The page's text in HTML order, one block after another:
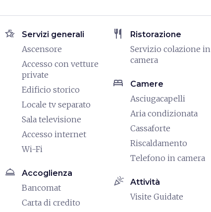
hotel_class Servizi generali
Ascensore
Accesso con vetture
private
Edificio storico
Locale tv separato
Sala televisione
Accesso internet
Wi-Fi
room_service Accoglienza
Bancomat
Carta di credito
restaurant Ristorazione
Servizio colazione in
camera
bed Camere
Asciugacapelli
Aria condizionata
Cassaforte
Riscaldamento
Telefono in camera
celebration Attività
Visite Guidate